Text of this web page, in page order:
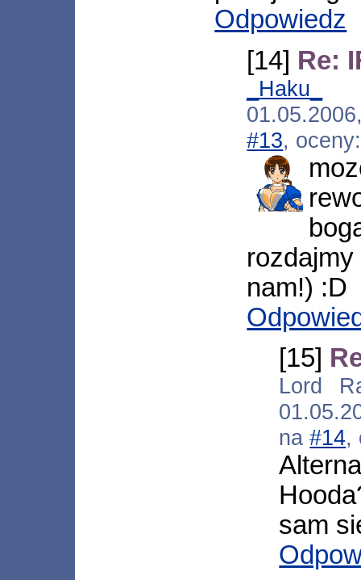
Odpowiedz
[14] Re:
_Haku_
#13,
nam!) :D
[15]
Lord
na#14,
sam